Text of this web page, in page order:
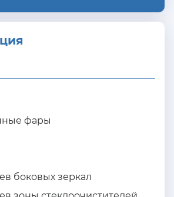
фары
боковых зеркал